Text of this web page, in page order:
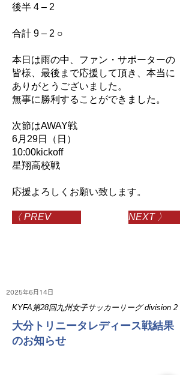
後半 4 – 2
合計 9 – 2 ○
本日は雨の中、ファン・サポーターの
皆様、最後まで応援して頂き、本当に
ありがとうございました。
無事に勝利することができました。
次節はAWAY戦
6月29日（日）
10:00kickoff
星翔高校戦
応援よろしくお願い致します。
〈 PREV NEXT 〉
2025年6月14日
KYFA第28回九州女子サッカーリーグ division 2
大分トリニータレディース戦結果
のお知らせ